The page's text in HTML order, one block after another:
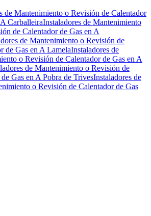
de Mantenimiento o Revisión de Calentador
CarballeiraInstaladores de Mantenimiento
de Calentador de Gas en A
de Mantenimiento o Revisión de
de Gas en A LamelaInstaladores de
o Revisión de Calentador de Gas en A
de Mantenimiento o Revisión de
Gas en A Pobra de TrivesInstaladores de
o Revisión de Calentador de Gas